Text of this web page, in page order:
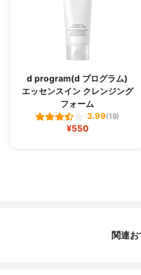
d program(d プログラム)
エッセンスイン クレンジング
フォーム
3.99(19)
¥550
関連